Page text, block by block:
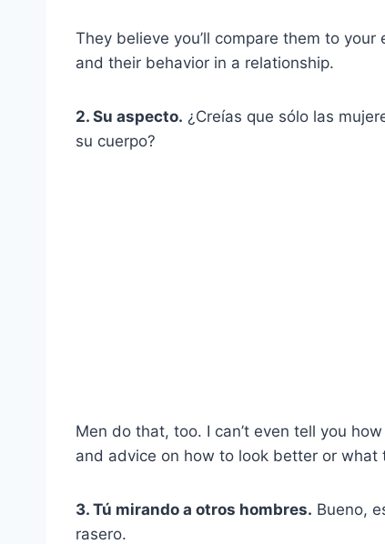
They believe you’ll compare them to
and their behavior in a relationship.
2. Su aspecto. ¿Creías que sólo las
su cuerpo?
Men do that, too. I can’t even tell you
and advice on how to look better or what
3. Tú mirando a otros hombres. Bueno,
rasero.